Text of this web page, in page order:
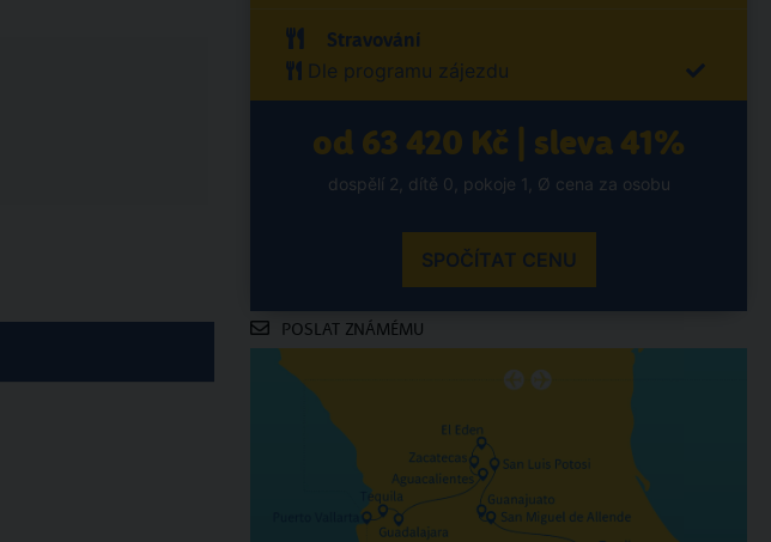
Stravování
Dle programu zájezdu
od 63 420 Kč | sleva 41%
dospělí 2, dítě 0, pokoje 1, Ø cena za osobu
SPOČÍTAT CENU
POSLAT ZNÁMÉMU